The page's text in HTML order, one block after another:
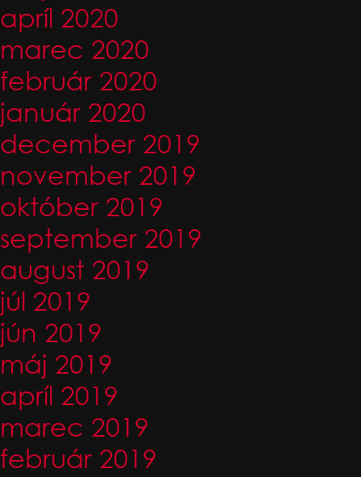
apríl 2020
marec 2020
február 2020
január 2020
december 2019
november 2019
október 2019
september 2019
august 2019
júl 2019
jún 2019
máj 2019
apríl 2019
marec 2019
február 2019